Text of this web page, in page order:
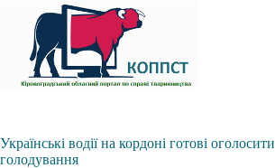
вмісту
Українські водії на кордоні готові оголосити
голодування